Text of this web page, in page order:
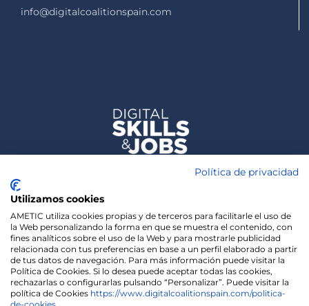
info@digitalcoalitionspain.com
Política de privacidad
Utilizamos cookies
AMETIC utiliza cookies propias y de terceros para facilitarle el uso de
la Web personalizando la forma en que se muestra el contenido, con
fines analíticos sobre el uso de la Web y para mostrarle publicidad
relacionada con tus preferencias en base a un perfil elaborado a partir
de tus datos de navegación. Para más información puede visitar la
Política de Cookies. Si lo desea puede aceptar todas las cookies,
rechazarlas o configurarlas pulsando “Personalizar”. Puede visitar la
política de Cookies https://www.digitalcoalitionspain.com/politica-